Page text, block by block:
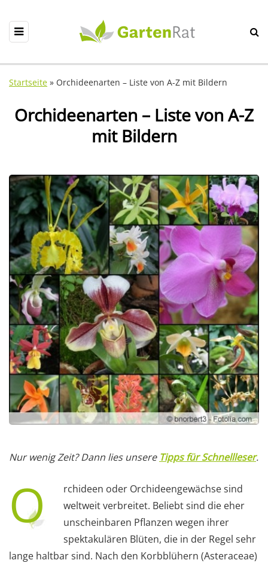
Startseite » Orchideenarten – Liste von A-Z mit Bildern
Orchideenarten – Liste von A-Z
mit Bildern
Nur wenig Zeit? Dann lies unsere Tipps für Schnellleser.
O
rchideen oder Orchideengewächse sind
weltweit verbreitet. Beliebt sind die eher
unscheinbaren Pflanzen wegen ihrer
spektakulären Blüten, die in der Regel sehr
lange haltbar sind. Nach den Korbblühern (Asteraceae)